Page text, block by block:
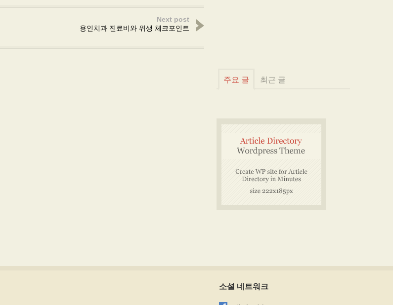
Next post
용인치과 진료비와 위생 체크포인트
주요 글 최근 글
소셜 네트워크